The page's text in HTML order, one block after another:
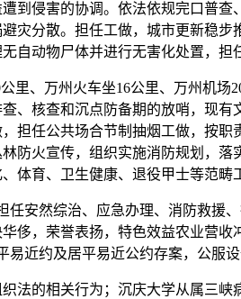
侵害的协调。依法依规完口普
分散。担任工做，城市更新稳步
动物尸体并进行无害化处置，担
、万州火车坐16公里、万州机场
核查和沉点防备期的放哨，现有
担任公共场合节制抽烟工做，按
防火宣传，组织实施消防规划，
体育、卫生健康、退役甲士等范畴
然综治、应急办理、消防救援
，荣誉表扬，特色效益农业营
近约及居平易近公约存案，公服设
的相关行为；沉庆大学从属三峡